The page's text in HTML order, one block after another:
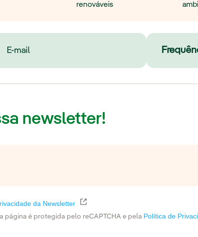
renováveis
E-mail
newsletter!
da Newsletter Link externo, abra em uma nova aba.
página é protegida pelo reCAPTCHA e pela Política de